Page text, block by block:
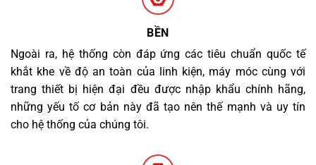
BỀN
Ngoài ra, hệ thống còn đáp ứng các tiêu chuẩn quốc tế
khắt khe về độ an toàn của linh kiện, máy móc cùng với
trang thiết bị hiện đại đều được nhập khẩu chính hãng,
những yếu tố cơ bản này đã tạo nên thế mạnh và uy tín
cho hệ thống của chúng tôi.